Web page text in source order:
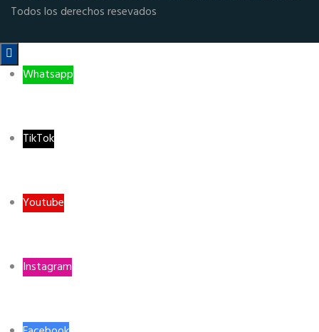
Todos los derechos resevados

Whatsapp
TikTok
Youtube
Instagram